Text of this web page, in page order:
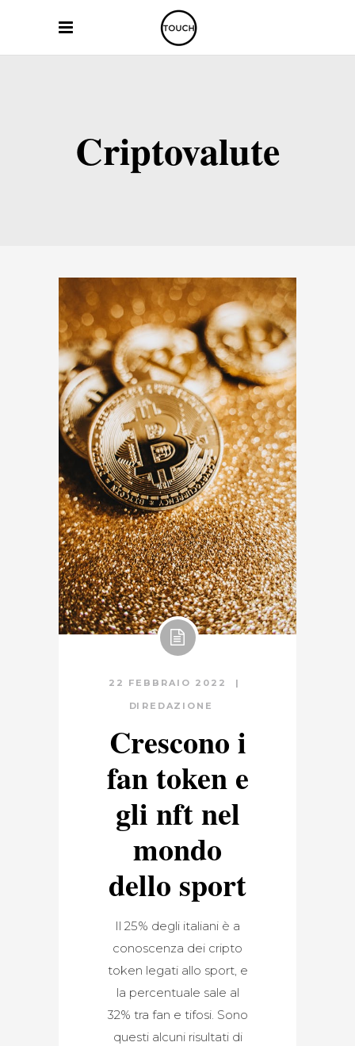
Criptovalute
22 FEBBRAIO 2022
DI REDAZIONE
Crescono i
fan token e
gli nft nel
mondo
dello sport
Il 25% degli italiani è a
conoscenza dei cripto
token legati allo sport, e
la percentuale sale al
32% tra fan e tifosi. Sono
questi alcuni risultati di